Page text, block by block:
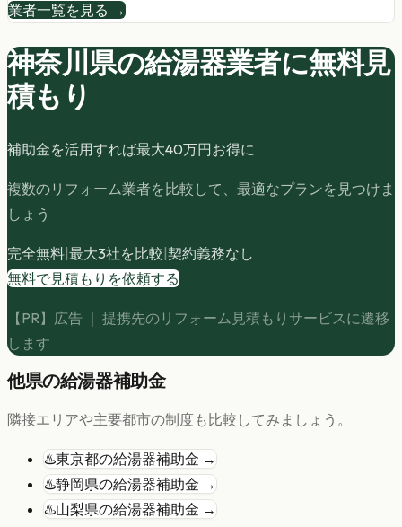
業者一覧を見る →
神奈川県の給湯器業者に無料見
積もり
補助金を活用すれば最大40万円お得に
複数のリフォーム業者を比較して、最適なプランを見つけま
しょう
完全無料|最大3社を比較|契約義務なし
無料で見積もりを依頼する
【PR】広告 ｜ 提携先のリフォーム見積もりサービスに遷移
します
他県の給湯器補助金
隣接エリアや主要都市の制度も比較してみましょう。
♨️東京都の給湯器補助金 →
♨️静岡県の給湯器補助金 →
♨️山梨県の給湯器補助金 →